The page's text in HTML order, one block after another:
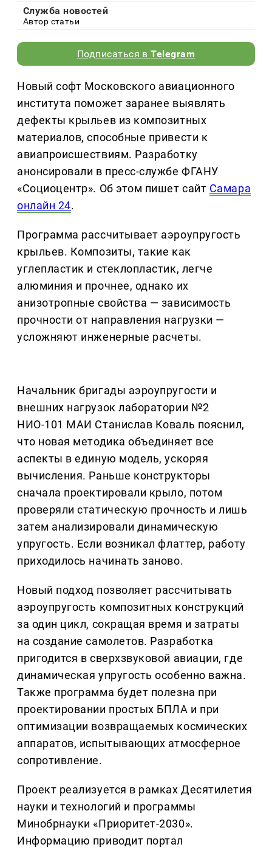
Служба новостей
Автор статьи
Подписаться вTelegram
Новый софт Московского авиационного
института поможет заранее выявлять
дефекты крыльев из композитных
материалов, способные привести к
авиапроисшествиям. Разработку
анонсировали в пресс-службе ФГАНУ
«Социоцентр». Об этом пишет сайт Самара
онлайн 24.
Программа рассчитывает аэроупругость
крыльев. Композиты, такие как
углепластик и стеклопластик, легче
алюминия и прочнее, однако их
анизотропные свойства — зависимость
прочности от направления нагрузки —
усложняют инженерные расчеты.
Начальник бригады аэроупругости и
внешних нагрузок лаборатории №2
НИО-101 МАИ Станислав Коваль пояснил,
что новая методика объединяет все
аспекты в единую модель, ускоряя
вычисления. Раньше конструкторы
сначала проектировали крыло, потом
проверяли статическую прочность и лишь
затем анализировали динамическую
упругость. Если возникал флаттер, работу
приходилось начинать заново.
Новый подход позволяет рассчитывать
аэроупругость композитных конструкций
за один цикл, сокращая время и затраты
на создание самолетов. Разработка
пригодится в сверхзвуковой авиации, где
динамическая упругость особенно важна.
Также программа будет полезна при
проектировании простых БПЛА и при
оптимизации возвращаемых космических
аппаратов, испытывающих атмосферное
сопротивление.
Проект реализуется в рамках Десятилетия
науки и технологий и программы
Минобрнауки «Приоритет-2030».
Информацию приводит портал